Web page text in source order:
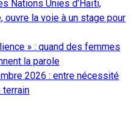
Nations Unies d’Haïti,
ouvre la voie à un stage pour
» : quand des femmes
la parole
2026 : entre nécessité
terrain